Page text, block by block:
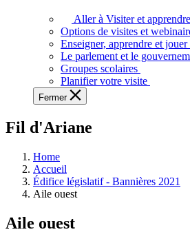
voir,
apprendre
et
à
à
législative.
Aller à Visiter et apprendre
Options de visites et
Enseigner, apprendre et jouer
Le parlement et le
Groupes scolaires
Planifier votre visite
Fermer
Fil d'Ariane
Home
Accueil
Édifice législatif - Bannières 2021
Aile ouest
Aile ouest